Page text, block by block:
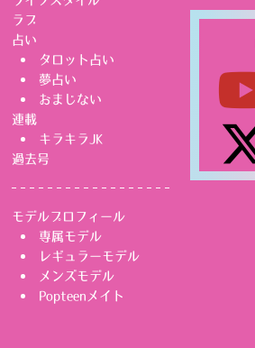
ラブ
占い
タロット占い
夢占い
おまじない
連載
キラキラJK
過去号
モデルプロフィール
専属モデル
レギュラーモデル
メンズモデル
Popteenメイト